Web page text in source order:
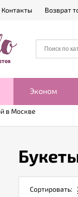
Контакты Возврат
Эконом
в Москве
Сортировать: